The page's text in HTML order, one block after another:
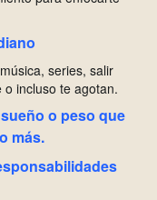
series, salir
incluso te agotan.
o peso que
más.